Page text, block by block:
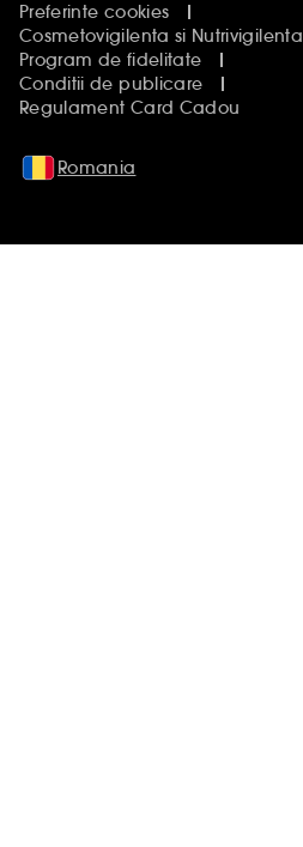
Preferinte cookies
Cosmetovigilenta si Nutrivigilenta
Program de fidelitate
Conditii de publicare
Regulament Card Cadou
Romania